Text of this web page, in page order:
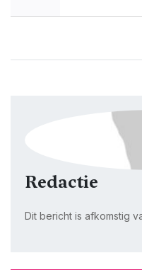
Redactie
Dit bericht is afkomstig